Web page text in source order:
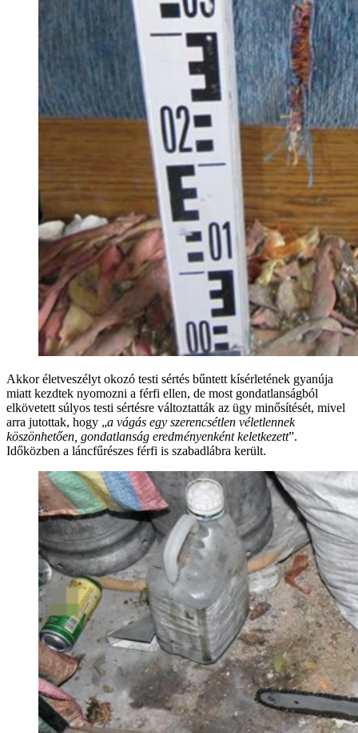
Akkor életveszélyt okozó testi sértés bűntett kísérletének gyanúja
miatt kezdtek nyomozni a férfi ellen, de most gondatlanságból
elkövetett súlyos testi sértésre változtatták az ügy minősítését, mivel
arra jutottak, hogy „a vágás egy szerencsétlen véletlennek
köszönhetően, gondatlanság eredményenként keletkezett”.
Időközben a láncfűrészes férfi is szabadlábra került.